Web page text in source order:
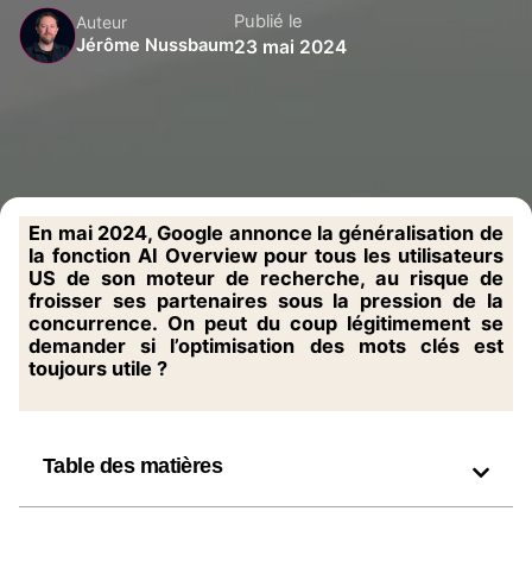
Auteur
Jérôme Nussbaum
Publié le
23 mai 2024
En mai 2024, Google annonce la généralisation de
la fonction AI Overview pour tous les utilisateurs
US de son moteur de recherche, au risque de
froisser ses partenaires sous la pression de la
concurrence. On peut du coup légitimement se
demander si l’optimisation des mots clés est
toujours utile ?
Table des matières